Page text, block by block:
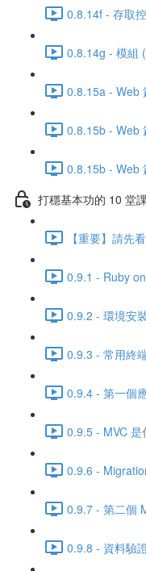
0.8.14f - 存取
0.8.14g - 模組
0.8.15a - Web
0.8.15b - Web
0.8.15b - Web
打穩基本功的 10 堂
【重要】請先
0.9.1 - Ruby
0.9.2 - 環境安
0.9.3 - 常用終
0.9.4 - 第一個
0.9.5 - MVC
0.9.6 -
0.9.7 - 第二個
0.9.8 - 資料驗